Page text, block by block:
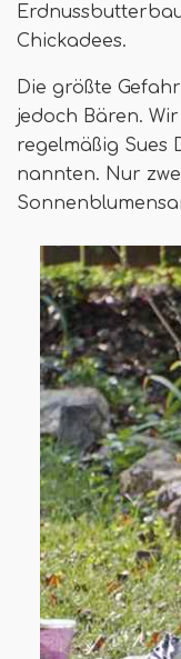
Chickadees.
Die größte
jedoch Bären.
regelmäßig Sues
nannten. Nur